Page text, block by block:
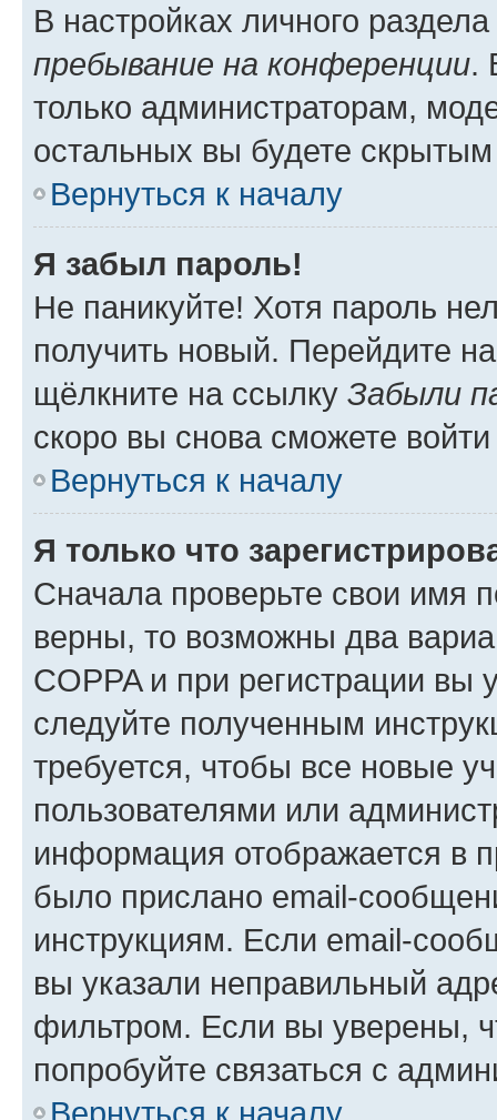
В настройках личного
пребывание на конференции.
только администраторам,
остальных вы будете
Вернуться к началу
Я забыл пароль!
Не паникуйте! Хотя пароль
получить новый. Перейдите
щёлкните на ссылку Забыли
скоро вы снова сможете
Вернуться к началу
Я только что
Сначала проверьте свои имя
верны, то возможны два
COPPA и при регистрации вы
следуйте полученным
требуется, чтобы все новые
пользователями или
информация отображается в
было прислано email-
инструкциям. Если email-
вы указали неправильный
фильтром. Если вы уверены,
попробуйте связаться с
Вернуться к началу